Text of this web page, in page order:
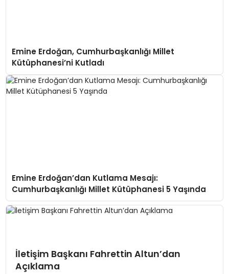
Emine Erdoğan, Cumhurbaşkanlığı Millet
Kütüphanesi’ni Kutladı
Emine Erdoğan’dan Kutlama Mesajı:
Cumhurbaşkanlığı Millet Kütüphanesi 5 Yaşında
İletişim Başkanı Fahrettin Altun’dan
Açıklama